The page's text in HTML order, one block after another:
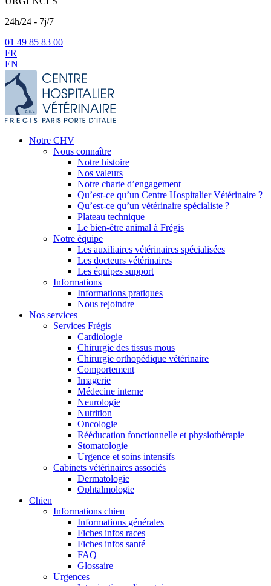
24h/24 - 7j/7
01 49 85 83 00
FR
EN
Notre CHV
Nous connaître
Notre histoire
Nos valeurs
Notre charte d’engagement
Qu’est-ce qu’un Centre Hospitalier Vétérinaire ?
Qu’est-ce qu’un vétérinaire spécialiste ?
Plateau technique
Le bien-être animal à Frégis
Notre équipe
Les auxiliaires vétérinaires spécialisées
Les docteurs vétérinaires
Les équipes support
Informations
Informations pratiques
Nous rejoindre
Nos services
Services Frégis
Cardiologie
Chirurgie des tissus mous
Chirurgie orthopédique vétérinaire
Comportement
Imagerie
Médecine interne
Neurologie
Nutrition
Oncologie
Rééducation fonctionnelle et physiothérapie
Stomatologie
Urgence et soins intensifs
Cabinets vétérinaires associés
Dermatologie
Ophtalmologie
Chien
Informations chien
Informations générales
Fiches infos races
Fiches infos santé
FAQ
Glossaire
Urgences